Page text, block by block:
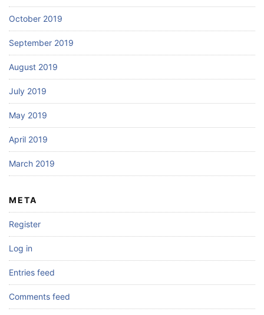
October 2019
September 2019
August 2019
July 2019
May 2019
April 2019
March 2019
META
Register
Log in
Entries feed
Comments feed